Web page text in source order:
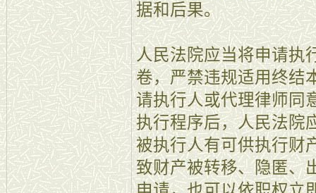
据和后果。
人民法院应当将申请执
卷，严禁违规适用终结
请执行人或代理律师同
执行程序后，人民法院
被执行人有可供执行财
致财产被转移、隐匿、